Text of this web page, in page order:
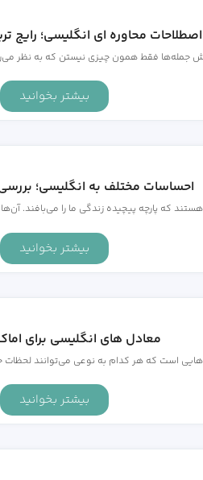
اصطلاحات محاوره ای انگلیسی؛ رایج
جمله‌ها فقط همون چیزی نیستن که به نظر
بیشتر بخوانید
احساسات مختلف به انگلیسی؛
که پارچه پیچیده زندگی ما را می‌بافند. آن‌ها
بیشتر بخوانید
معادل های انگلیسی برای
است که هر کدام به نوعی می‌توانند لحظات
بیشتر بخوانید